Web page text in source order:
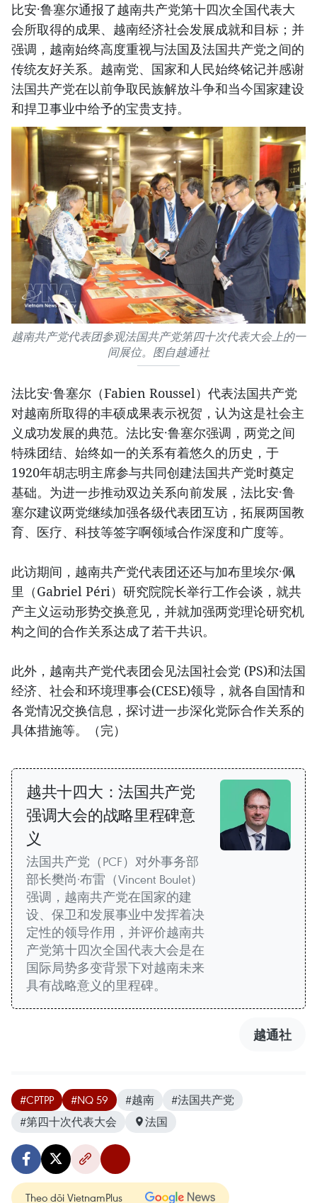
比安·鲁塞尔通报了越南共产党第十四次全国代表大
会所取得的成果、越南经济社会发展成就和目标；并
强调，越南始终高度重视与法国及法国共产党之间的
传统友好关系。越南党、国家和人民始终铭记并感谢
法国共产党在以前争取民族解放斗争和当今国家建设
和捍卫事业中给予的宝贵支持。
越南共产党代表团参观法国共产党第四十次代表大会上的一
间展位。图自越通社
法比安·鲁塞尔（Fabien Roussel）代表法国共产党
对越南所取得的丰硕成果表示祝贺，认为这是社会主
义成功发展的典范。法比安·鲁塞尔强调，两党之间
特殊团结、始终如一的关系有着悠久的历史，于
1920年胡志明主席参与共同创建法国共产党时奠定
基础。为进一步推动双边关系向前发展，法比安·鲁
塞尔建议两党继续加强各级代表团互访，拓展两国教
育、医疗、科技等签字啊领域合作深度和广度等。
此访期间，越南共产党代表团还还与加布里埃尔·佩
里（Gabriel Péri）研究院院长举行工作会谈，就共
产主义运动形势交换意见，并就加强两党理论研究机
构之间的合作关系达成了若干共识。
此外，越南共产党代表团会见法国社会党 (PS)和法国
经济、社会和环境理事会(CESE)领导，就各自国情和
各党情况交换信息，探讨进一步深化党际合作关系的
具体措施等。（完）
越共十四大：法国共产党
强调大会的战略里程碑意
义
法国共产党（PCF）对外事务部
部长樊尚·布雷（Vincent Boulet）
强调，越南共产党在国家的建
设、保卫和发展事业中发挥着决
定性的领导作用，并评价越南共
产党第十四次全国代表大会是在
国际局势多变背景下对越南未来
具有战略意义的里程碑。
越通社
#CPTPP #NQ 59 #越南
#法国共产党
#第四十次代表大会
法国
Theo dõi VietnamPlus